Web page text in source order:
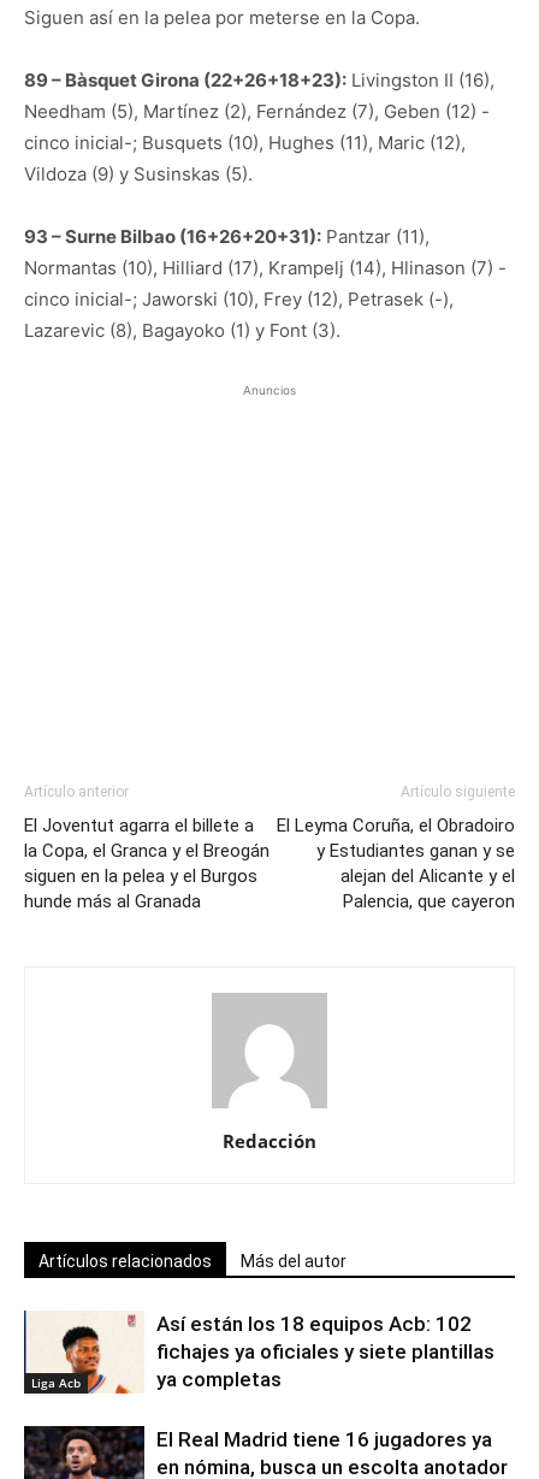
Siguen así en la pelea por meterse en la Copa.
89 – Bàsquet Girona (22+26+18+23): Livingston II (16),
Needham (5), Martínez (2), Fernández (7), Geben (12) -
cinco inicial-; Busquets (10), Hughes (11), Maric (12),
Vildoza (9) y Susinskas (5).
93 – Surne Bilbao (16+26+20+31): Pantzar (11),
Normantas (10), Hilliard (17), Krampelj (14), Hlinason (7) -
cinco inicial-; Jaworski (10), Frey (12), Petrasek (-),
Lazarevic (8), Bagayoko (1) y Font (3).
Anuncios
Artículo anterior
El Joventut agarra el billete a
la Copa, el Granca y el Breogán
siguen en la pelea y el Burgos
hunde más al Granada
Artículo siguiente
El Leyma Coruña, el Obradoiro
y Estudiantes ganan y se
alejan del Alicante y el
Palencia, que cayeron
Redacción
Artículos relacionados Más del autor
Liga Acb
Así están los 18 equipos Acb: 102
fichajes ya oficiales y siete plantillas
ya completas
El Real Madrid tiene 16 jugadores ya
en nómina, busca un escolta anotador